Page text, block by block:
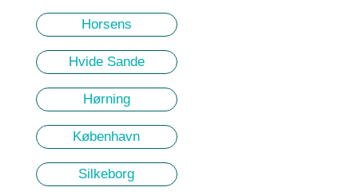
Horsens
Hvide Sande
Hørning
København
Silkeborg